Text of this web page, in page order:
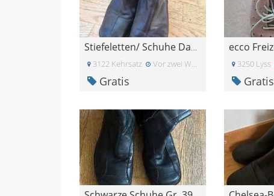
Stiefeletten/ Schuhe Damen Gr. 38
3122 Kehrsatz Vor zwei Wochen
Gratis
3250 Lyss
Gratis